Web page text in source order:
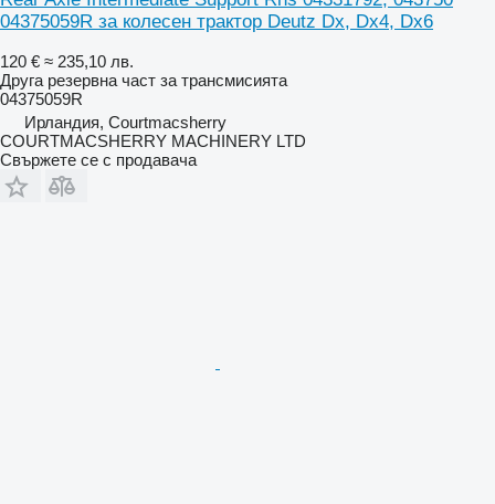
04375059R за колесен трактор Deutz Dx, Dx4, Dx6
120 € ≈ 235,10 лв.
Друга резервна част за трансмисията
04375059R
Ирландия, Courtmacsherry
COURTMACSHERRY MACHINERY LTD
Свържете се с продавача